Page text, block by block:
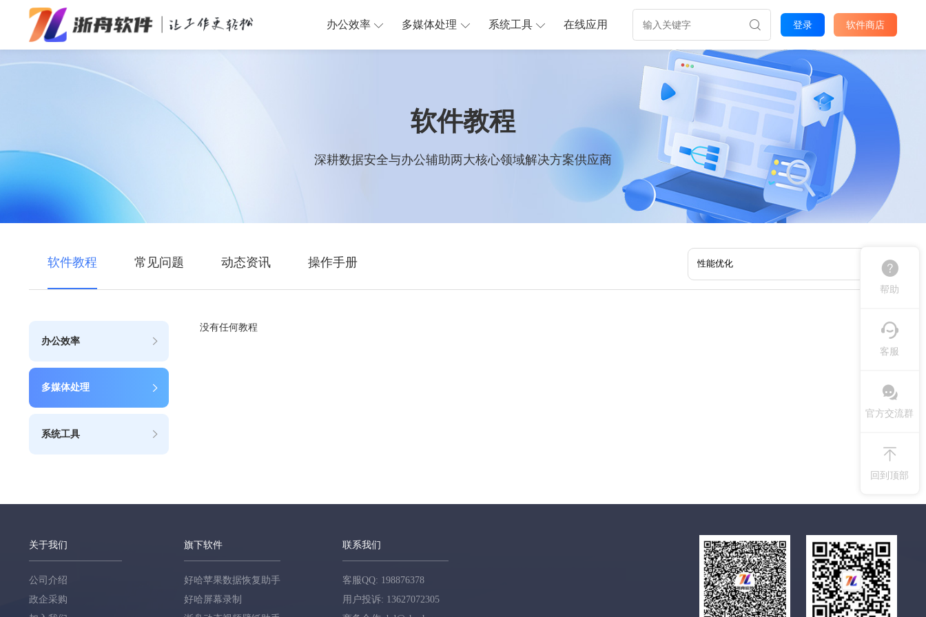
办公效率
办公效率 多媒体处理 系统工具 在线应用 登录 软件商店
软件教程
深耕数据安全与办公辅助两大核心领域解决方案供应商
软件教程 常见问题 动态资讯 操作手册
办公效率
多媒体处理
系统工具
没有任何教程
关于我们
公司介绍
政企采购
旗下软件
好哈苹果数据恢复助手
好哈屏幕录制
联系我们
客服QQ: 198876378
用户投诉: 13627072305
帮助
客服
官方交流群
回到顶部